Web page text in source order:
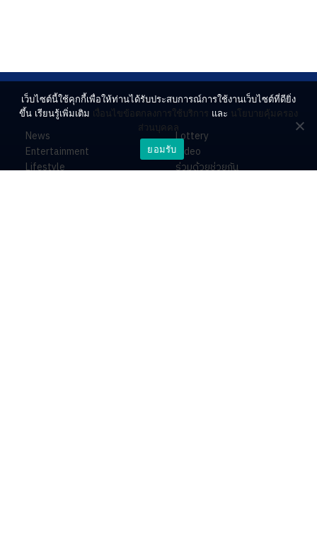
News
Entertainment
Lifestyle
Lottery
Video
ร่วมด้วยช่วยกัน
เว็บไซต์นี้ใช้คุกกี้เพื่อให้ท่านได้รับประสบการณ์การใช้งานเว็บไซต์ที่ดียิ่ง
ขึ้น เรียนรู้เพิ่มเติม เงื่อนไขข้อตกลงการใช้บริการ และ นโยบายคุ้มครอง
ส่วนบุคคล
ยอมรับ